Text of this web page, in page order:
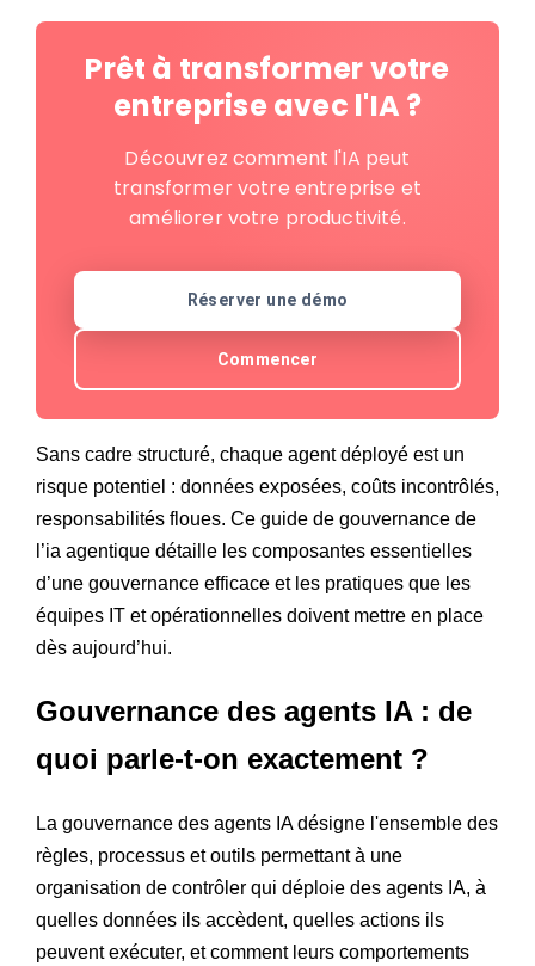
Prêt à transformer votre
entreprise avec l'IA ?
Découvrez comment l'IA peut
transformer votre entreprise et
améliorer votre productivité.
Réserver une démo
Commencer
Sans cadre structuré, chaque agent déployé est un
risque potentiel : données exposées, coûts incontrôlés,
responsabilités floues. Ce guide de gouvernance de
l’ia agentique détaille les composantes essentielles
d’une gouvernance efficace et les pratiques que les
équipes IT et opérationnelles doivent mettre en place
dès aujourd’hui.
Gouvernance des agents IA : de
quoi parle-t-on exactement ?
La gouvernance des agents IA désigne l'ensemble des
règles, processus et outils permettant à une
organisation de contrôler qui déploie des agents IA, à
quelles données ils accèdent, quelles actions ils
peuvent exécuter, et comment leurs comportements